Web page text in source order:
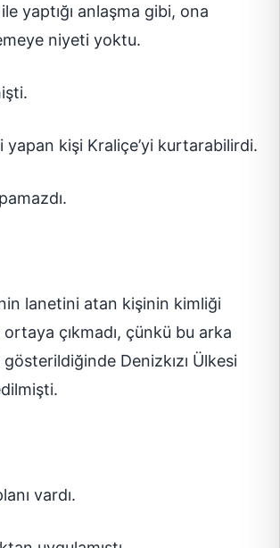
yaptığı anlaşma gibi, ona
niyeti yoktu.
yapan kişi Kraliçe’yi kurtarabilirdi.
lanetini atan kişinin kimliği
çıkmadı, çünkü bu arka
Denizkızı Ülkesi
vardı.